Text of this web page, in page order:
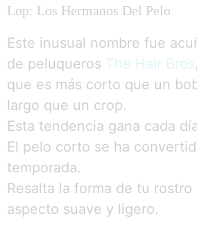
Lop: Los Hermanos Del Pelo
Este inusual nombre fue
de peluqueros The Hair Bros
que es más corto que un
largo que un crop.
Esta tendencia gana cada
El pelo corto se ha
temporada.
Resalta la forma de tu rostro
aspecto suave y ligero.